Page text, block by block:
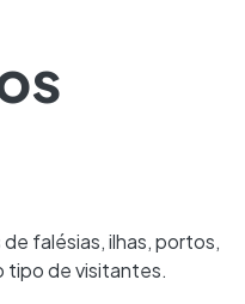
falésias, ilhas, portos,
tipo de visitantes.